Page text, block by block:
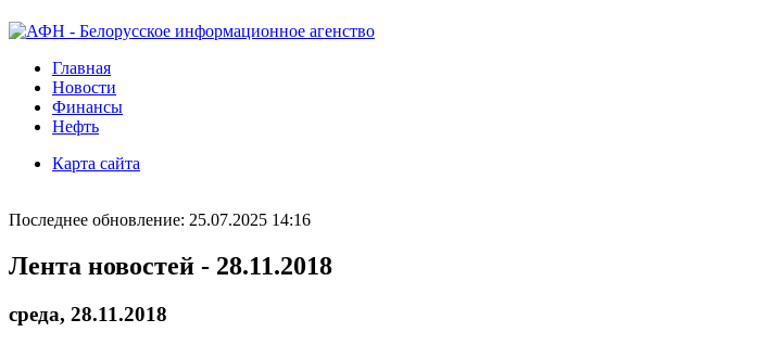
Главная
Новости
Финансы
Нефть
Карта сайта
Последнее обновление: 25.07.2025 14:16
Лента новостей - 28.11.2018
среда, 28.11.2018